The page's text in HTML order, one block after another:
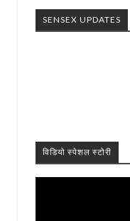
SENSEX UPDATES
विडियो स्पेशल स्टोरी